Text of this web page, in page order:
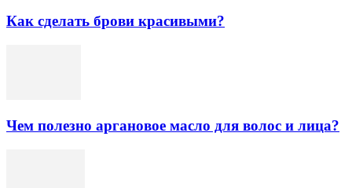
Как сделать брови красивыми?
Чем полезно аргановое масло для волос и лица?